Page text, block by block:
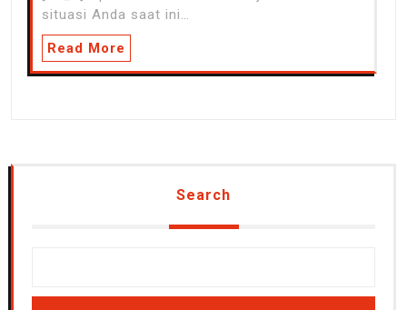
situasi Anda saat ini…
Read More
Search